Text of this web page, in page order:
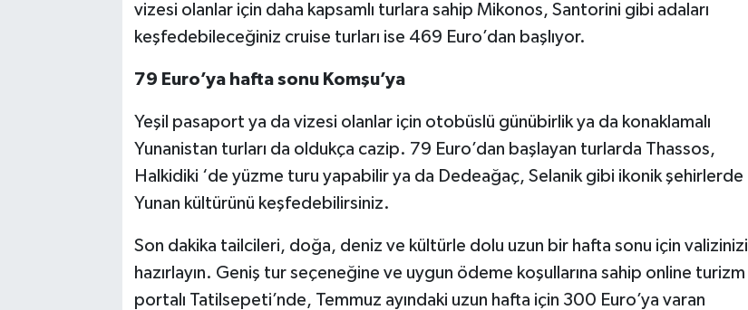
vizesi olanlar için daha kapsamlı turlara sahip Mikonos, Santorini gibi adaları
keşfedebileceğiniz cruise turları ise 469 Euro’dan başlıyor.
79 Euro’ya hafta sonu Komşu’ya
Yeşil pasaport ya da vizesi olanlar için otobüslü günübirlik ya da konaklamalı
Yunanistan turları da oldukça cazip. 79 Euro’dan başlayan turlarda Thassos,
Halkidiki ‘de yüzme turu yapabilir ya da Dedeağaç, Selanik gibi ikonik şehirlerde
Yunan kültürünü keşfedebilirsiniz.
Son dakika tailcileri, doğa, deniz ve kültürle dolu uzun bir hafta sonu için valizinizi
hazırlayın. Geniş tur seçeneğine ve uygun ödeme koşullarına sahip online turizm
portalı Tatilsepeti’nde, Temmuz ayındaki uzun hafta için 300 Euro’ya varan